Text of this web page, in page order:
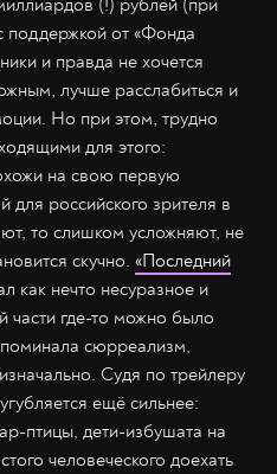
от «Фонда
и правда не хочется
лучше расслабиться и
Но при этом, трудно
для этого:
на свою первую
для российского зрителя в
то слишком усложняют, не
скучно. «Последний
как нечто несуразное и
части где-то можно было
сюрреализм,
Судя по трейлеру
ещё сильнее:
птицы, дети-избушата на
человеческого доехать